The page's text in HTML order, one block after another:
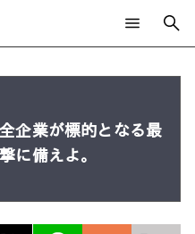
クステーション
企業が標的となる最
に備えよ。